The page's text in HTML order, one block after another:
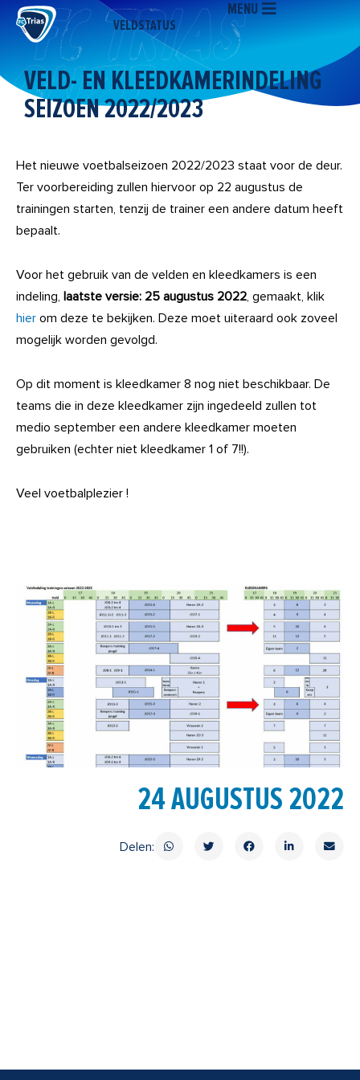
naar
inhoud
VELDSTATUS
MENU
VELD- EN KLEEDKAMERINDELING
SEIZOEN 2022/2023
Het nieuwe voetbalseizoen 2022/2023 staat voor de deur.
Ter voorbereiding zullen hiervoor op 22 augustus de
trainingen starten, tenzij de trainer een andere datum heeft
bepaalt.
Voor het gebruik van de velden en kleedkamers is een
indeling, laatste versie: 25 augustus 2022, gemaakt, klik
hier om deze te bekijken. Deze moet uiteraard ook zoveel
mogelijk worden gevolgd.
Op dit moment is kleedkamer 8 nog niet beschikbaar. De
teams die in deze kleedkamer zijn ingedeeld zullen tot
medio september een andere kleedkamer moeten
gebruiken (echter niet kleedkamer 1 of 7!!).
Veel voetbalplezier !
24 AUGUSTUS 2022
Delen: